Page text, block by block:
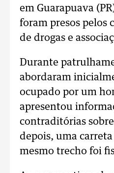
em Guarapuava
foram presos pelos
de drogas e
Durante
abordaram
ocupado por um
apresentou
contraditórias
depois, uma
mesmo trecho foi